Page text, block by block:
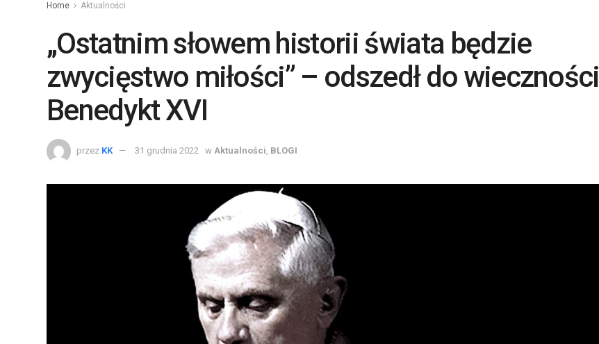
Home Aktualności
„Ostatnim słowem historii świata będzie
zwycięstwo miłości” – odszedł do wieczności
Benedykt XVI
przez KK 31 grudnia 2022 w Aktualności BLOGI